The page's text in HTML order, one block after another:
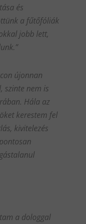
és
a fűtőfóliák
jobb lett,
újonnan
szinte nem is
Hála az
kerestem fel
kivitelezés
a dologgal